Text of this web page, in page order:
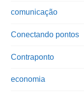
comunicação
Conectando pontos
Contraponto
economia